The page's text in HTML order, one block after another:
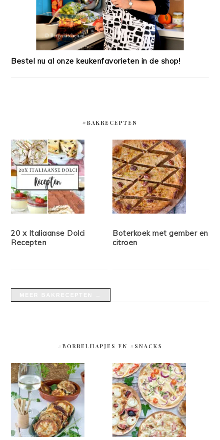
Bestel nu al onze keukenfavorieten in de shop!
#BAKRECEPTEN
20 x Italiaanse Dolci
Recepten
Boterkoek met gember en
citroen
#BORRELHAPJES EN #SNACKS